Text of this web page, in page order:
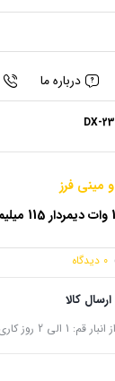
درباره ما
مینی فرز
0 دیدگاه
کالا
1 الی 2 روز کاری